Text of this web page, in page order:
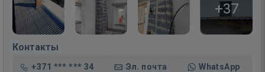
+37
Контакты
+371 *** *** 34 Эл. почта WhatsApp